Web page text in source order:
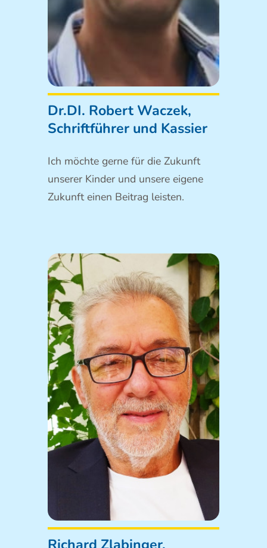
Dr.DI. Robert Waczek,
Schriftführer und Kassier
Ich möchte gerne für die Zukunft
unserer Kinder und unsere eigene
Zukunft einen Beitrag leisten.